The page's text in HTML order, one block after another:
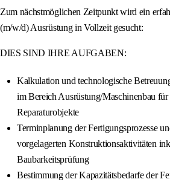
Zum nächstmöglichen Zeitpunkt wird ein
(m/w/d) Ausrüstung in Vollzeit gesucht:
DIES SIND IHRE AUFGABEN:
Kalkulation und technologische
im Bereich Ausrüstung/Maschinenbau
Reparaturobjekte
Terminplanung der Fertigungsprozesse
vorgelagerten Konstruktionsaktivitäten
Baubarkeitsprüfung
Bestimmung der Kapazitätsbedarfe der